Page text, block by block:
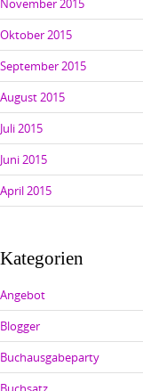
November 2015
Oktober 2015
September 2015
August 2015
Juli 2015
Juni 2015
April 2015
Kategorien
Angebot
Blogger
Buchausgabeparty